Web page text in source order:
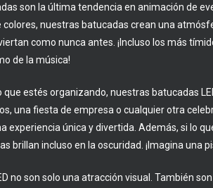
son la última tendencia en animación de
colores, nuestras batucadas crean una
como nunca antes. ¡Incluso los más
de la música!
que estés organizando, nuestras batucadas
una fiesta de empresa o cualquier otra
experiencia única y divertida. Además, si lo
brillan incluso en la oscuridad. ¡Imagina una
no son solo una atracción visual. También